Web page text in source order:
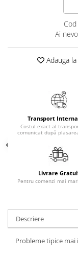
Clasa a VIII-a
Limbi Straine
Povesti ilustrate
Realitatea
Religie pentru copii
Ai
Adauga la
Transport
Costul exact al
comunicat după
Livrare
Pentru comenzi mai
Descriere
Probleme tipice